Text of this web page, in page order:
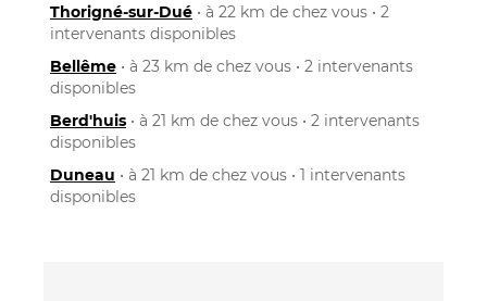
Thorigné-sur-Dué • à 22 km de chez vous • 2
intervenants disponibles
Bellême • à 23 km de chez vous • 2 intervenants
disponibles
Berd'huis • à 21 km de chez vous • 2 intervenants
disponibles
Duneau • à 21 km de chez vous • 1 intervenants
disponibles